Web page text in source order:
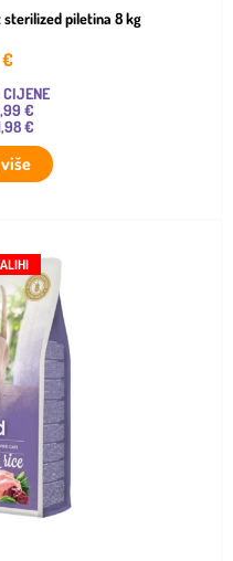
piletina 8 kg
€
CIJENE
€
€